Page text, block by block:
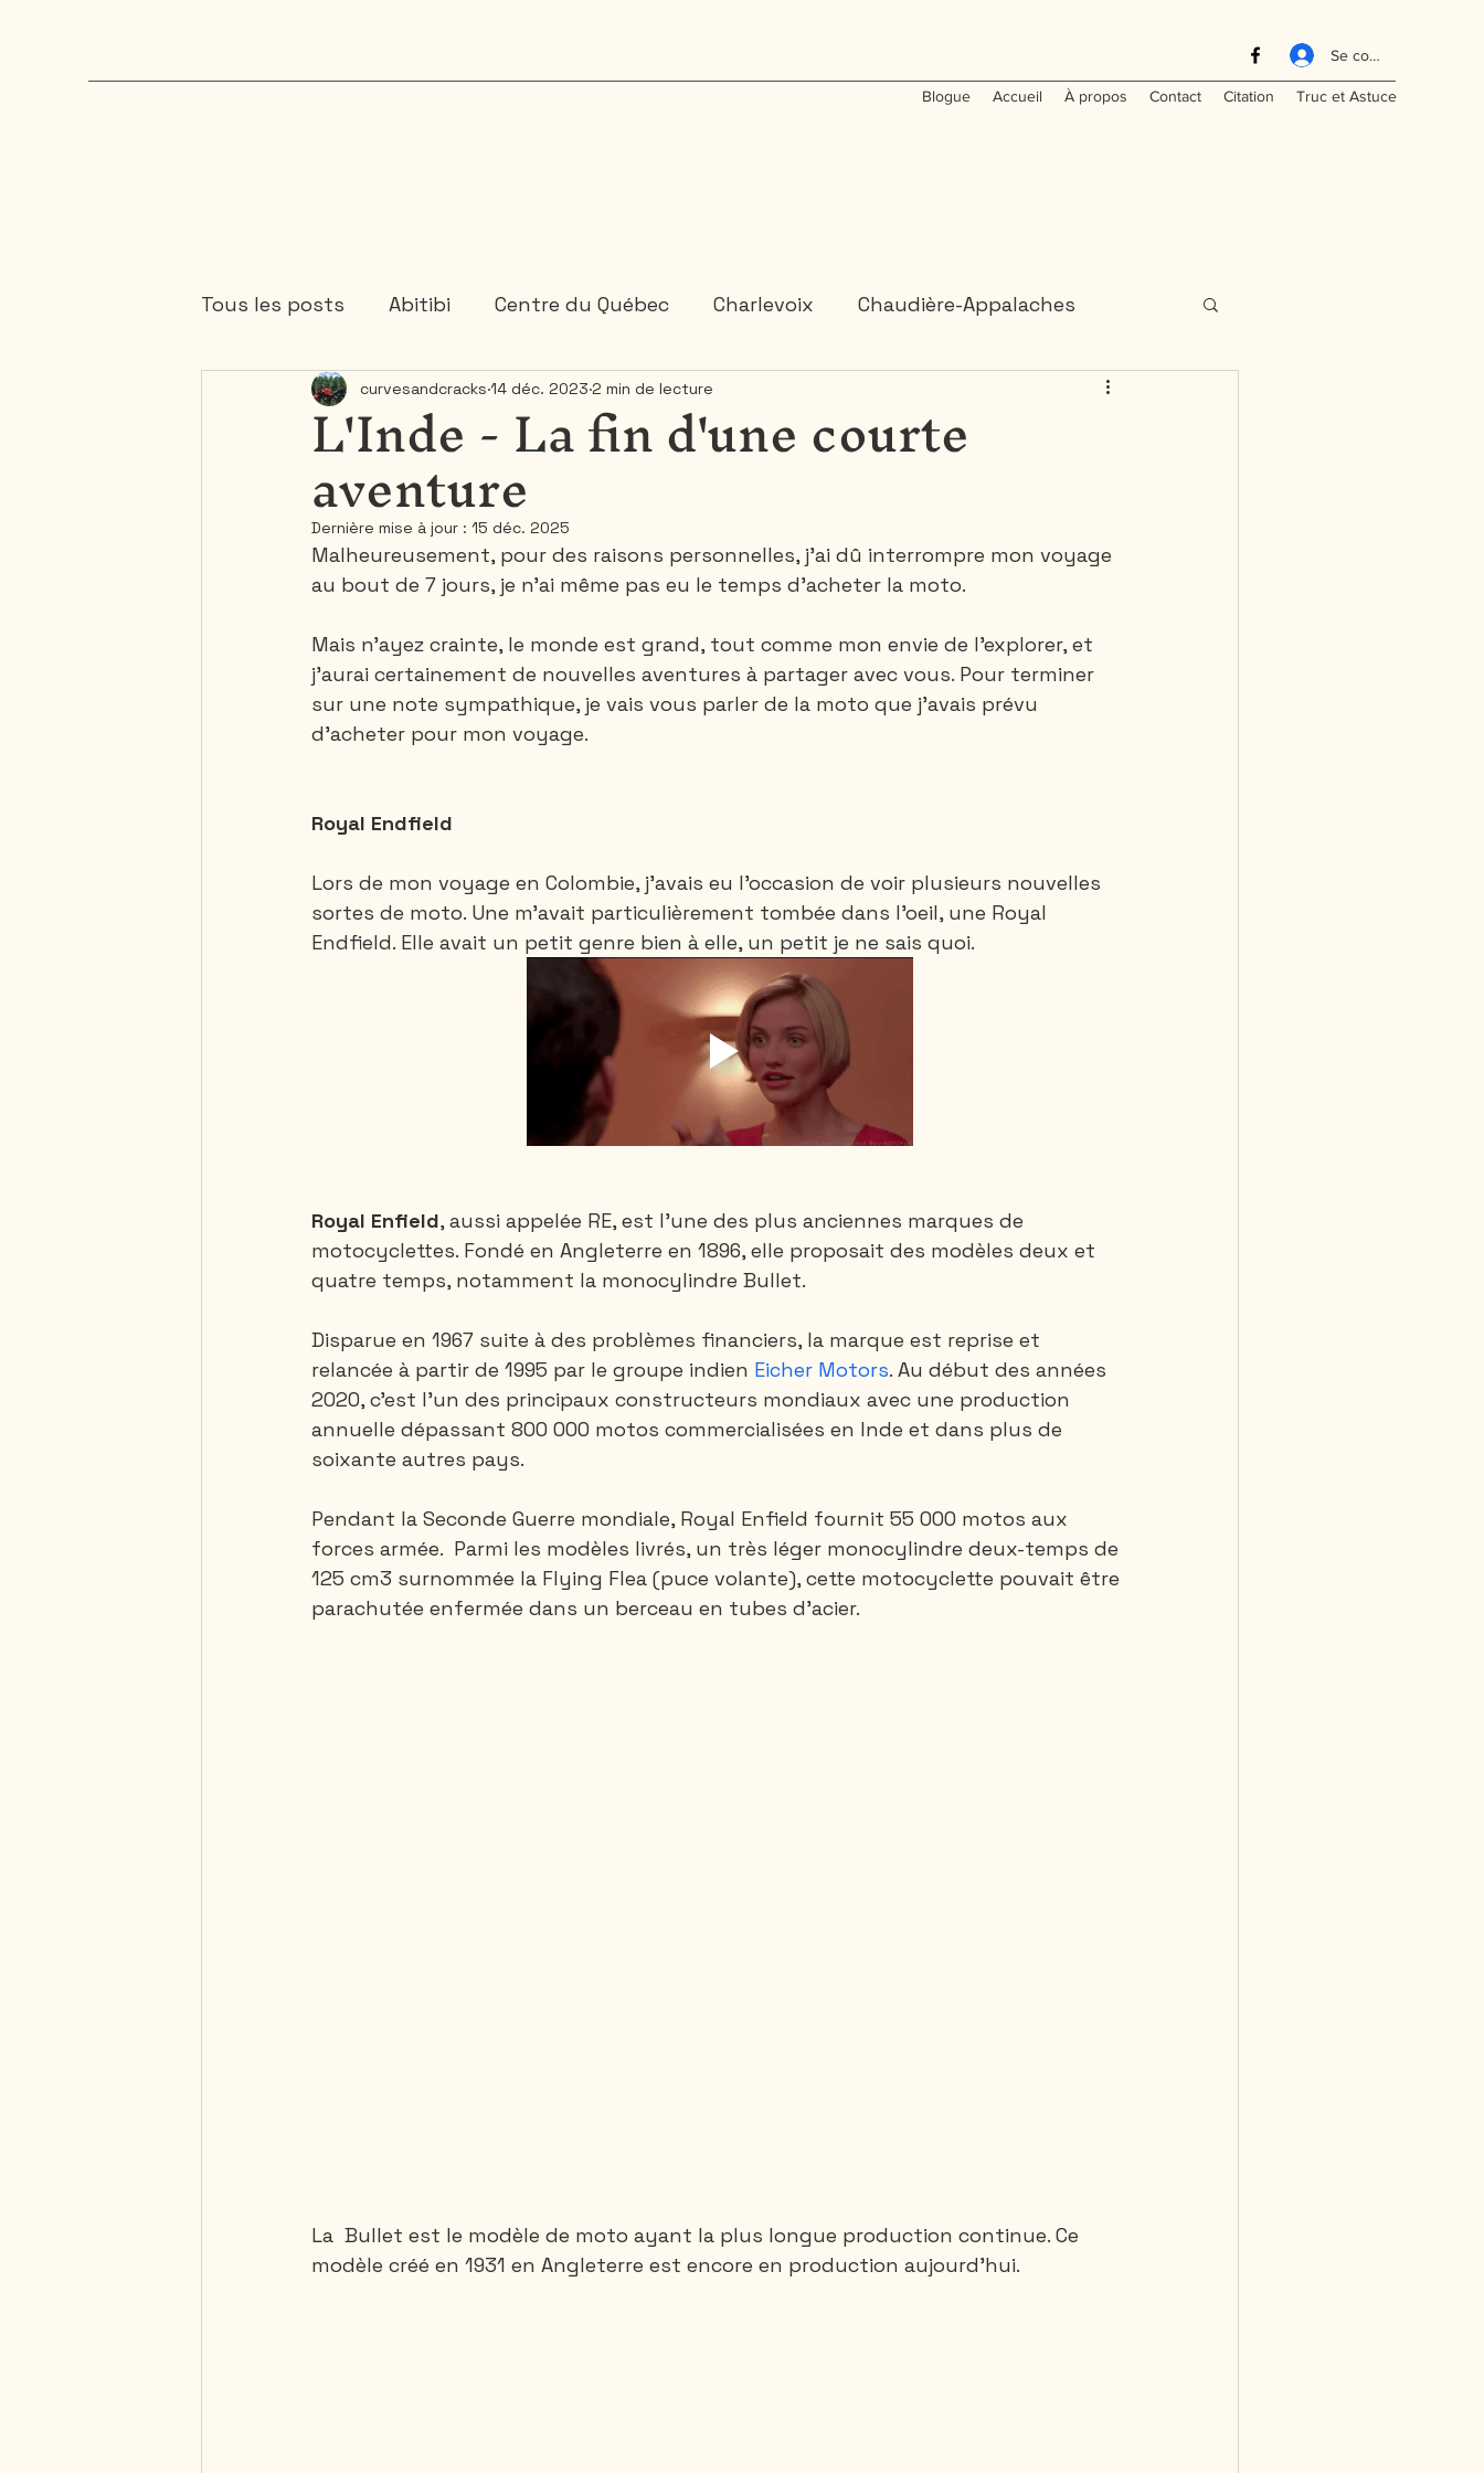
Se connecter
Blogue Accueil À propos Contact Citation Truc et Astuce
Tous les posts Abitibi Centre du Québec Charlevoix Chaudière-Appalaches
Cartagene Colombie États-Unis Gaspésie
Mauricie Mexique Ontario
Saguenay - Lac St-Jean Santa-Marta Rando 1 ou 2 jours Rando 3 jours et plus
République Dominicaine Thailande Vietnam Canada
L'Inde - La fin d'une courte
aventure
curvesandcracks 14 déc. 2023 2 min de lecture
Dernière mise à jour : 15 déc. 2025
Malheureusement, pour des raisons personnelles, j’ai dû interrompre mon voyage
au bout de 7 jours, je n’ai même pas eu le temps d’acheter la moto.
Mais n’ayez crainte, le monde est grand, tout comme mon envie de l’explorer, et
j’aurai certainement de nouvelles aventures à partager avec vous. Pour terminer
sur une note sympathique, je vais vous parler de la moto que j'avais prévu
d'acheter pour mon voyage.
Royal Endfield
Lors de mon voyage en Colombie, j’avais eu l’occasion de voir plusieurs nouvelles
sortes de moto. Une m’avait particulièrement tombée dans l’oeil, une Royal
Endfield. Elle avait un petit genre bien à elle, un petit je ne sais quoi.
Royal Enfield, aussi appelée RE, est l’une des plus anciennes marques de
motocyclettes. Fondé en Angleterre en 1896, elle proposait des modèles deux et
quatre temps, notamment la monocylindre Bullet.
Disparue en 1967 suite à des problèmes financiers, la marque est reprise et
relancée à partir de 1995 par le groupe indien Eicher Motors. Au début des années
2020, c'est l'un des principaux constructeurs mondiaux avec une production
annuelle dépassant 800 000 motos commercialisées en Inde et dans plus de
soixante autres pays.
Pendant la Seconde Guerre mondiale, Royal Enfield fournit 55 000 motos aux
forces armée.  Parmi les modèles livrés, un très léger monocylindre deux-temps de
125 cm3 surnommée la Flying Flea (puce volante), cette motocyclette pouvait être
parachutée enfermée dans un berceau en tubes d'acier.
La  Bullet est le modèle de moto ayant la plus longue production continue. Ce
modèle créé en 1931 en Angleterre est encore en production aujourd'hui.